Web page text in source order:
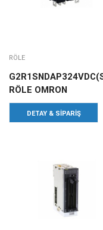
RÖLE
RÖLE OMRON
DETAY & SIPARIŞ